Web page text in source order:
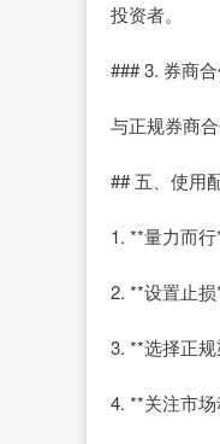
投资者。
### 3. 券商
与正规券商
## 五、使用
1. **量力而
2. **设置止
3. **选择正规
4. **关注市